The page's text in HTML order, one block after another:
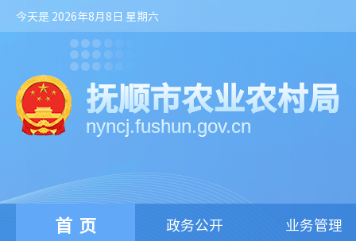
今天是 2026年8月8日 星期六
抚顺市农业农村局
nyncj.fushun.gov.cn
首页 政务公开 业务管理